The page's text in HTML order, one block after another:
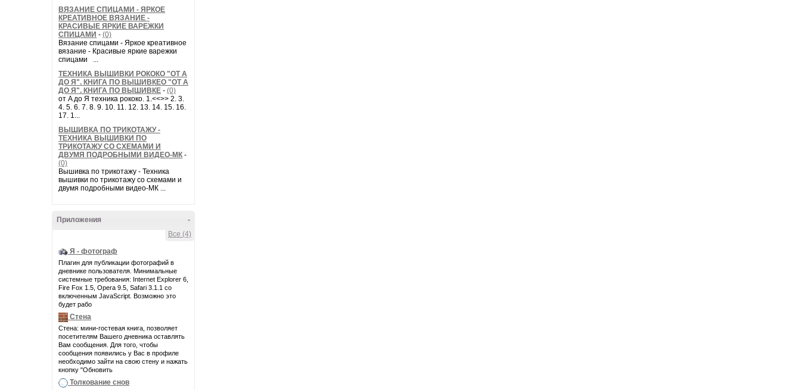
ВЯЗАНИЕ СПИЦАМИ - ЯРКОЕ
КРЕАТИВНОЕ ВЯЗАНИЕ -
КРАСИВЫЕ ЯРКИЕ ВАРЕЖКИ
СПИЦАМИ - (0)
Вязание спицами - Яркое креативное
вязание - Красивые яркие варежки
спицами ...
ТЕХНИКА ВЫШИВКИ РОКОКО "ОТ А
ДО Я". КНИГА ПО ВЫШИВКЕО "ОТ А
ДО Я". КНИГА ПО ВЫШИВКЕ - (0)
от A до Я техника рококо. 1.<<>> 2. 3.
4. 5. 6. 7. 8. 9. 10. 11. 12. 13. 14. 15. 16.
17. 1...
ВЫШИВКА ПО ТРИКОТАЖУ -
ТЕХНИКА ВЫШИВКИ ПО
ТРИКОТАЖУ СО СХЕМАМИ И
ДВУМЯ ПОДРОБНЫМИ ВИДЕО-МК -
(0)
Вышивка по трикотажу - Техника
вышивки по трикотажу со схемами и
двумя подробными видео-МК ...
-
Приложения
Все (4)
Я - фотограф
Плагин для публикации фотографий в
дневнике пользователя. Минимальные
системные требования: Internet Explorer 6,
Fire Fox 1.5, Opera 9.5, Safari 3.1.1 со
включенным JavaScript. Возможно это
будет рабо
Стена
Стена: мини-гостевая книга, позволяет
посетителям Вашего дневника оставлять
Вам сообщения. Для того, чтобы
сообщения появились у Вас в профиле
необходимо зайти на свою стену и нажать
кнопку "Обновить
Толкование снов